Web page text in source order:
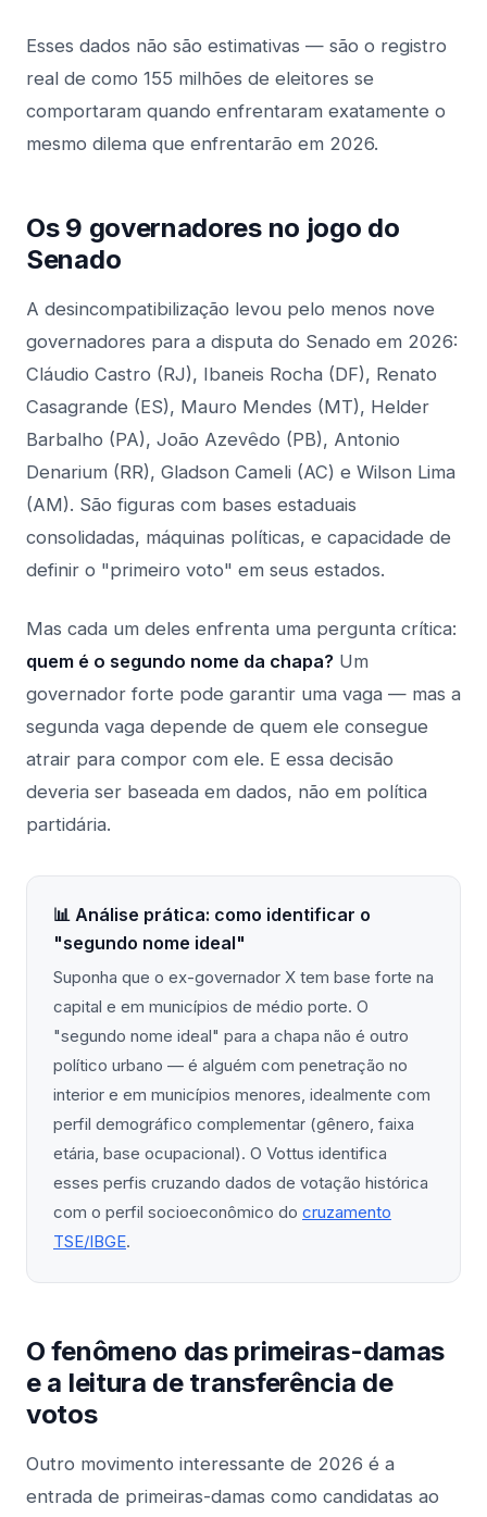
Esses dados não são estimativas — são o registro
real de como 155 milhões de eleitores se
comportaram quando enfrentaram exatamente o
mesmo dilema que enfrentarão em 2026.
Os 9 governadores no jogo do
Senado
A desincompatibilização levou pelo menos nove
governadores para a disputa do Senado em 2026:
Cláudio Castro (RJ), Ibaneis Rocha (DF), Renato
Casagrande (ES), Mauro Mendes (MT), Helder
Barbalho (PA), João Azevêdo (PB), Antonio
Denarium (RR), Gladson Cameli (AC) e Wilson Lima
(AM). São figuras com bases estaduais
consolidadas, máquinas políticas, e capacidade de
definir o "primeiro voto" em seus estados.
Mas cada um deles enfrenta uma pergunta crítica:
quem é o segundo nome da chapa? Um
governador forte pode garantir uma vaga — mas a
segunda vaga depende de quem ele consegue
atrair para compor com ele. E essa decisão
deveria ser baseada em dados, não em política
partidária.
📊 Análise prática: como identificar o
"segundo nome ideal"
Suponha que o ex-governador X tem base forte na
capital e em municípios de médio porte. O
"segundo nome ideal" para a chapa não é outro
político urbano — é alguém com penetração no
interior e em municípios menores, idealmente com
perfil demográfico complementar (gênero, faixa
etária, base ocupacional). O Vottus identifica
esses perfis cruzando dados de votação histórica
com o perfil socioeconômico do cruzamento
TSE/IBGE.
O fenômeno das primeiras-damas
e a leitura de transferência de
votos
Outro movimento interessante de 2026 é a
entrada de primeiras-damas como candidatas ao